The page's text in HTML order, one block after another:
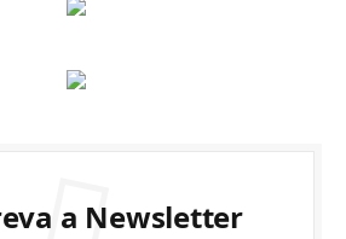
a Newsletter